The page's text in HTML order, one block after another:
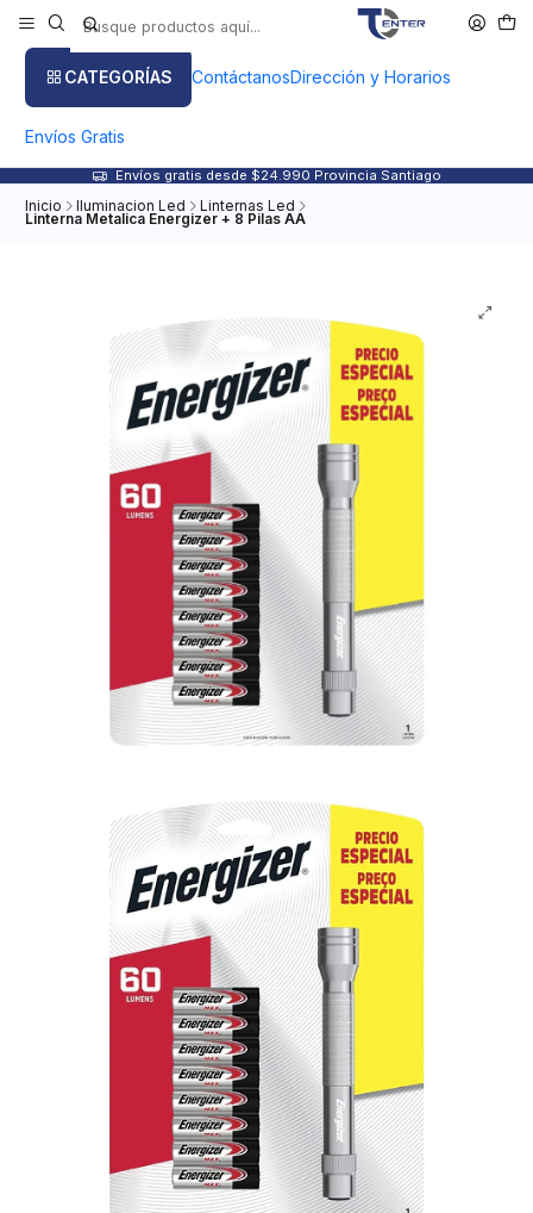
CATEGORÍAS ContáctanosDirección y Horarios
Envíos Gratis
Envíos gratis desde $24.990 Provincia Santiago
Inicio Iluminacion Led Linternas Led
Linterna Metalica Energizer + 8 Pilas AA